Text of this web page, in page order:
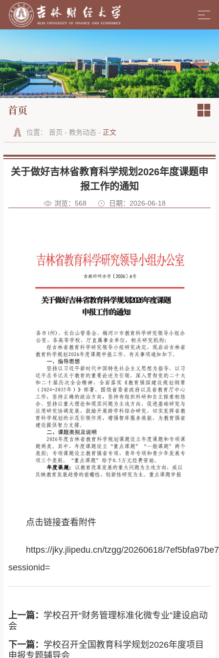
首页
位置： 首页 - 教务动态- 正文
关于做好吉林省教育科学规划2026年度课题申
报工作的通知
浏览： 568 日期：2026-06-18
点击链接查看附件
https://jky.jlipedu.cn/tzgg/20260618/
sessionid=
上一篇： 学校召开“财务管理标准化微专业”建设启动
会
下一篇： 学校召开全国教育科学规划2026年度项目
申报专题辅导会